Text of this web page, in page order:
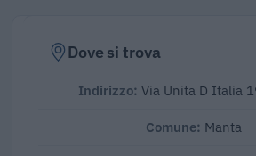
Dove si trova
Indirizzo: Via Unita D Italia
Comune: Manta